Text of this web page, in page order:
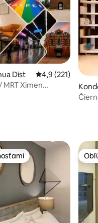
Dist Priemerné
4,9 (221)
MRT Ximen
hosťami